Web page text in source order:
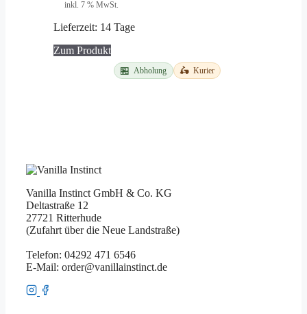
inkl. 7 % MwSt.
Lieferzeit: 14 Tage
Zum Produkt
🏪 Abholung 🛵 Kurier
Vanilla Instinct GmbH & Co. KG
Deltastraße 12
27721 Ritterhude
(Zufahrt über die Neue Landstraße)
Telefon: 04292 471 6546
E-Mail: order@vanillainstinct.de